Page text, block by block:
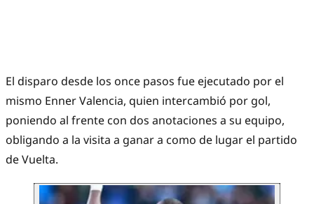
El disparo desde los once pasos fue ejecutado por el
mismo Enner Valencia, quien intercambió por gol,
poniendo al frente con dos anotaciones a su equipo,
obligando a la visita a ganar a como de lugar el partido
de Vuelta.